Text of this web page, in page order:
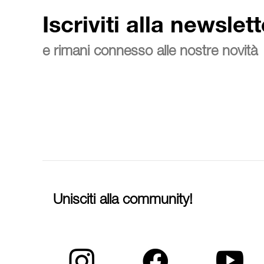
Iscriviti alla
e rimani connesso alle nostre novità
Unisciti alla community!